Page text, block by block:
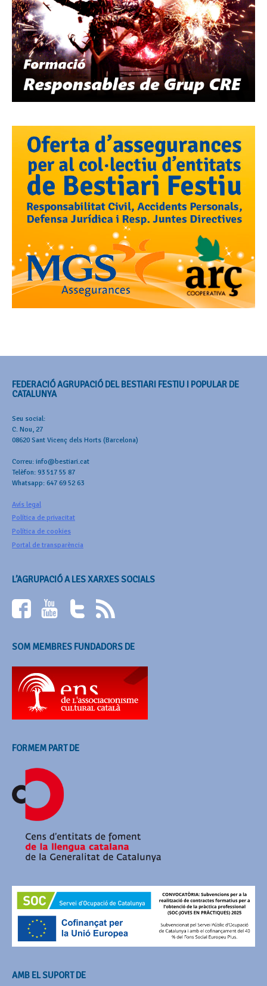
FEDERACIÓ AGRUPACIÓ DEL BESTIARI FESTIU I POPULAR DE
CATALUNYA
Seu social:
C. Nou, 27
08620 Sant Vicenç dels Horts (Barcelona)
Correu: info@bestiari.cat
Telèfon: 93 517 55 87
Whatsapp: 647 69 52 63
Avís legal
Política de privacitat
Política de cookies
Portal de transparència
L’AGRUPACIÓ A LES XARXES SOCIALS
SOM MEMBRES FUNDADORS DE
FORMEM PART DE
AMB EL SUPORT DE